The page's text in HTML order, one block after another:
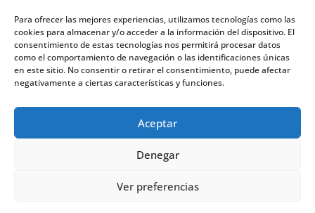
Para ofrecer las mejores experiencias, utilizamos tecnologías como las
cookies para almacenar y/o acceder a la información del dispositivo. El
consentimiento de estas tecnologías nos permitirá procesar datos
como el comportamiento de navegación o las identificaciones únicas
en este sitio. No consentir o retirar el consentimiento, puede afectar
negativamente a ciertas características y funciones.
Aceptar
Denegar
Ver preferencias
Instituto Español de Comercio Exterior y la cofinanciación del FEDER para
desarrollar su Plan de Expansión Internacional 2020-2025.